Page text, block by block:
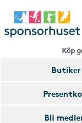
Köp
Butiker
Bli